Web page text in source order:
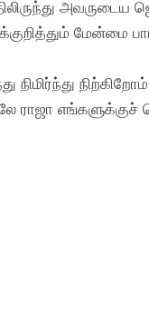
அவருடைய
நிமிர்ந்து
ராஜா